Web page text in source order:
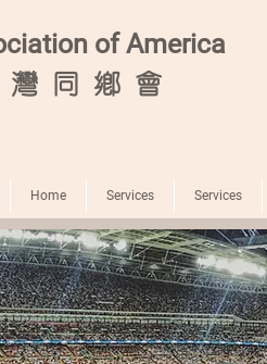
of America
灣 同 鄉 會
Home Services Services